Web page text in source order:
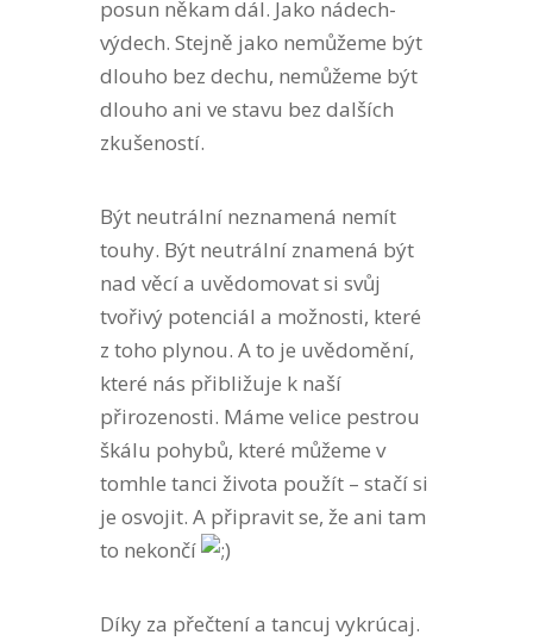
posun někam dál. Jako nádech-
výdech. Stejně jako nemůžeme být
dlouho bez dechu, nemůžeme být
dlouho ani ve stavu bez dalších
zkušeností.
Být neutrální neznamená nemít
touhy. Být neutrální znamená být
nad věcí a uvědomovat si svůj
tvořivý potenciál a možnosti, které
z toho plynou. A to je uvědomění,
které nás přibližuje k naší
přirozenosti. Máme velice pestrou
škálu pohybů, které můžeme v
tomhle tanci života použít – stačí si
je osvojit. A připravit se, že ani tam
to nekončí
Díky za přečtení a tancuj vykrúcaj.